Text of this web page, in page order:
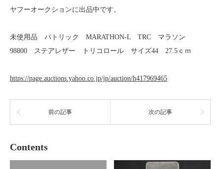
ヤフーオークションに出品中です。
未使用品 パトリック MARATHON-L TRC マラソン
98800 ステアレザー トリコロール サイズ44 27.5ｃｍ
https://page.auctions.yahoo.co.jp/jp/auction/h417969465
前の記事 次の記事
Contents